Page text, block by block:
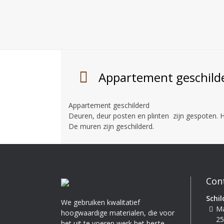
Appartement
Appartement geschilderd
Deuren, deur posten en plinten zijn gespoten.
De muren zijn geschilderd.
We gebruiken kwalitatief
hoogwaardige materialen, die voor